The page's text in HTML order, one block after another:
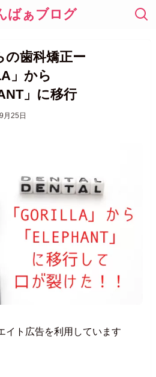
ばぁブログ
の歯科矯正ー
」から
」に移行
月25日
ト広告を利用しています